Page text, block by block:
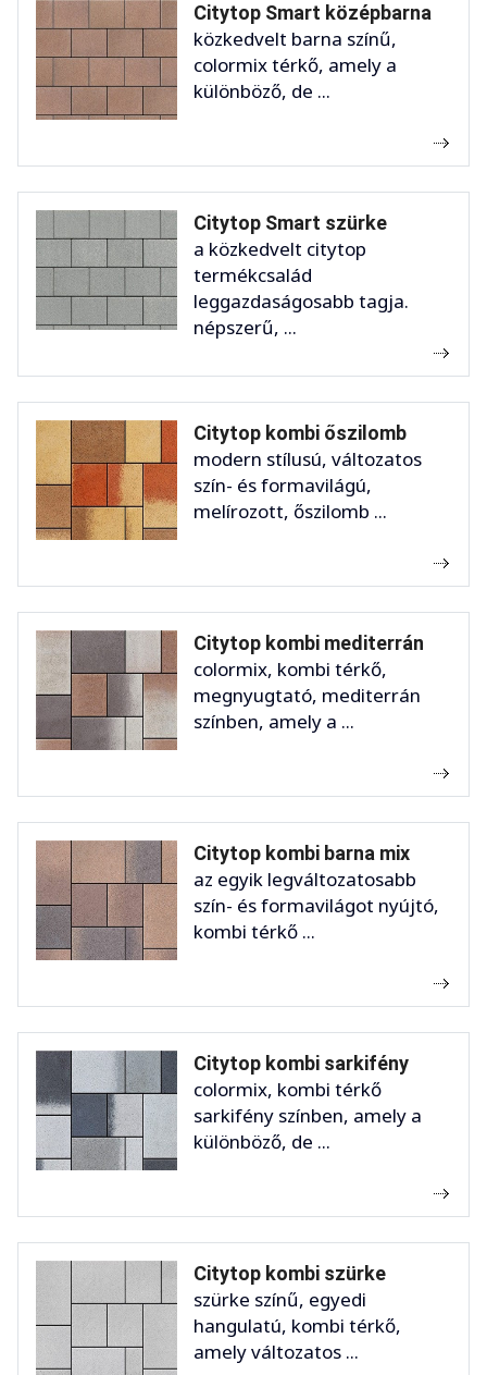
Citytop Smart középbarna
közkedvelt barna színű,
colormix térkő, amely a
különböző, de ...
Citytop Smart szürke
a közkedvelt citytop
termékcsalád
leggazdaságosabb tagja.
népszerű, ...
Citytop kombi őszilomb
modern stílusú, változatos
szín- és formavilágú,
melírozott, őszilomb ...
Citytop kombi mediterrán
colormix, kombi térkő,
megnyugtató, mediterrán
színben, amely a ...
Citytop kombi barna mix
az egyik legváltozatosabb
szín- és formavilágot nyújtó,
kombi térkő ...
Citytop kombi sarkifény
colormix, kombi térkő
sarkifény színben, amely a
különböző, de ...
Citytop kombi szürke
szürke színű, egyedi
hangulatú, kombi térkő,
amely változatos ...